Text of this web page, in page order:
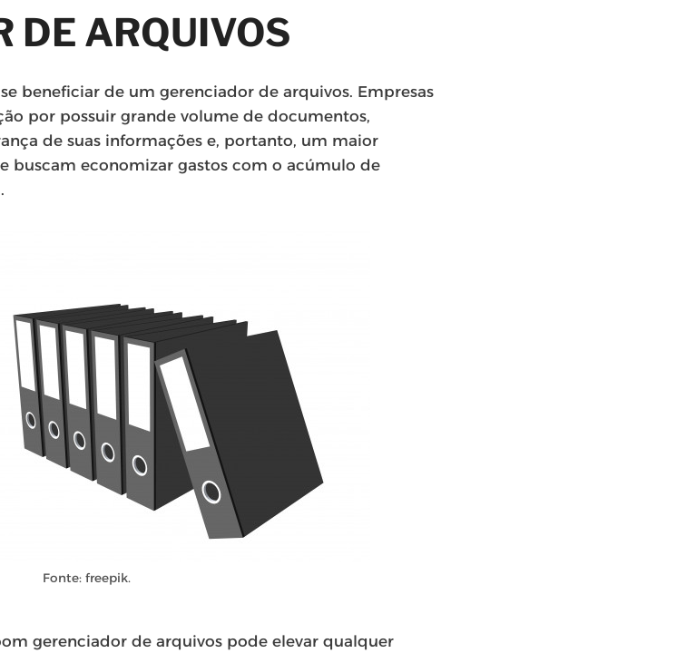
DE ARQUIVOS
beneficiar de um gerenciador de arquivos. Empresas
por possuir grande volume de documentos,
de suas informações e, portanto, um maior
buscam economizar gastos com o acúmulo de
Fonte: freepik.
gerenciador de arquivos pode elevar qualquer